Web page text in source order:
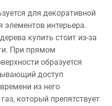
для декоративной
интерьера.
купить стоит из-за
При прямом
образуется
доступ
из него
который препятствует